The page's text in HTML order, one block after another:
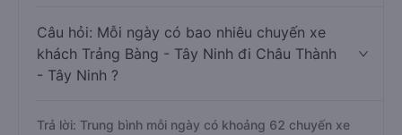
Câu hỏi: Mỗi ngày có bao nhiêu chuyến xe
khách Trảng Bàng - Tây Ninh đi Châu Thành
- Tây Ninh ?
Trả lời: Trung bình mỗi ngày có khoảng 62 chuyến xe